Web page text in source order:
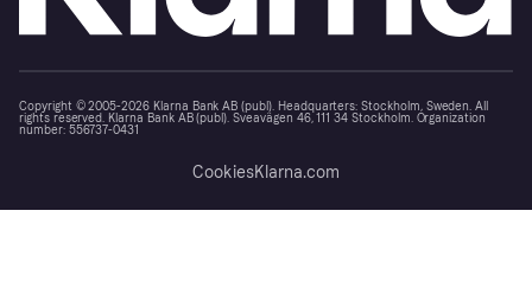
Copyright © 2005-2026 Klarna Bank AB (publ). Headquarters: Stockholm, Sweden. All
rights reserved. Klarna Bank AB (publ). Sveavägen 46, 111 34 Stockholm. Organization
number: 556737-0431
CookiesKlarna.com